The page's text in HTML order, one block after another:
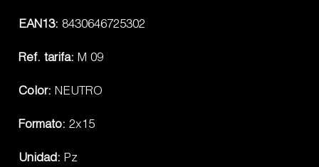
EAN13: 8430646725302
Ref. tarifa: M 09
Color: NEUTRO
Formato: 2x15
Unidad: Pz